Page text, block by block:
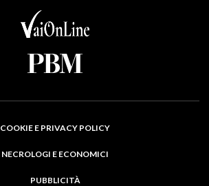
COOKIE E PRIVACY POLICY
NECROLOGI E ECONOMICI
PUBBLICITÀ